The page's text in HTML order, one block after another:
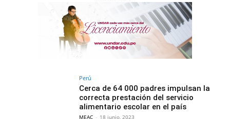
Perú
Cerca de 64 000 padres impulsan la
correcta prestación del servicio
alimentario escolar en el país
MEAC - 18 junio, 2023